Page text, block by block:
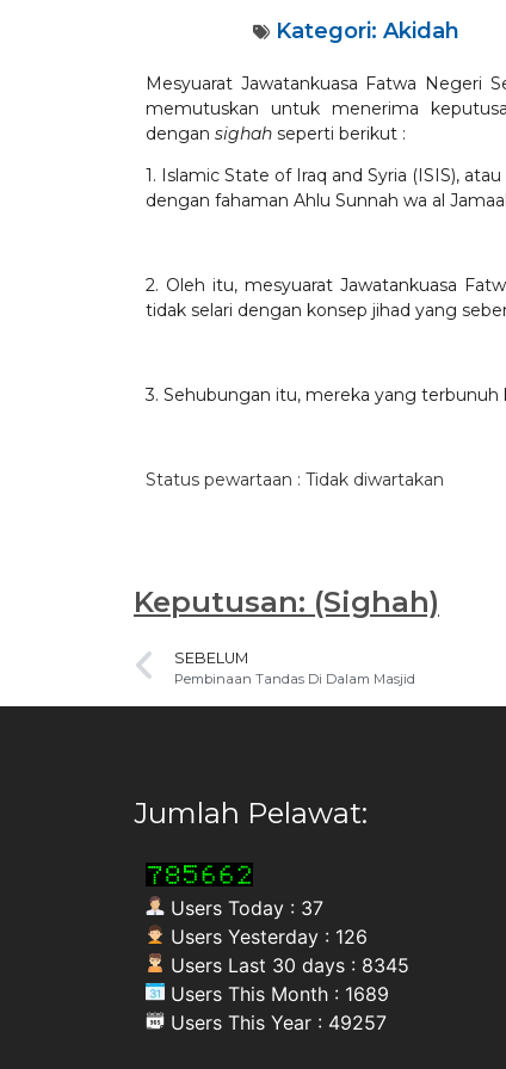
Kategori:Akidah
Mesyuarat Jawatankuasa Fatwa Negeri
memutuskan untuk menerima
dengan sighah seperti berikut :
1. Islamic State of Iraq and Syria (ISIS),
dengan fahaman Ahlu Sunnah wa al
2. Oleh itu, mesyuarat Jawatankuasa
tidak selari dengan konsep jihad yang
3. Sehubungan itu, mereka yang terbunuh
Status pewartaan : Tidak diwartakan
Keputusan: (Sighah)
SEBELUM
Pembinaan Tandas Di Dalam Masjid
Jumlah Pelawat:
Users Today : 37
Users Yesterday : 126
Users Last 30 days : 8345
Users This Month : 1689
Users This Year : 49257